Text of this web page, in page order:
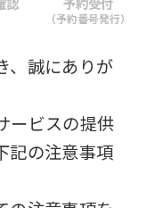
（予約番号発行）
、誠にありが
ービスの提供
記の注意事項